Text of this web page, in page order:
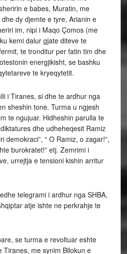
e babes, Muratin, me
dy djemte e tyre, Arianin e
im, nipi i Maqo Çomos (me
kemi dalur gjate diteve te
te tronditur per fatin tim dhe
energjikisht, se bashku
te kryeqytetit.
i Tiranes, si dhe te ardhur nga
sheshin tone. Turma u ngjesh
te ngujuar. Hidheshin parulla te
dhe udheheqesit Ramiz
demokraci”, “ O Ramiz, o zagar!”,
burokratet!” etj. Zemrimi i
urrejtja e tensioni kishin arritur
telegrami i ardhur nga SHBA,
atje ishte ne perkrahje te
se turma e revoltuar eshte
Tiranes, me synim Bllokun e